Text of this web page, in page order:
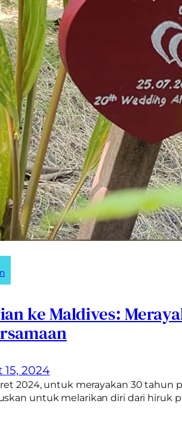
ke Maldives:
2024
2024, untuk merayakan 30 tahun
untuk melarikan diri dari hiruk